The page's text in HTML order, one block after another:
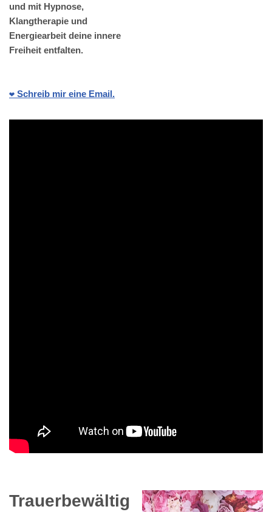
und mit Hypnose,
Klangtherapie und
Energiearbeit deine innere
Freiheit entfalten.
❤️ Schreib mir eine Email.
Trauerbewältig